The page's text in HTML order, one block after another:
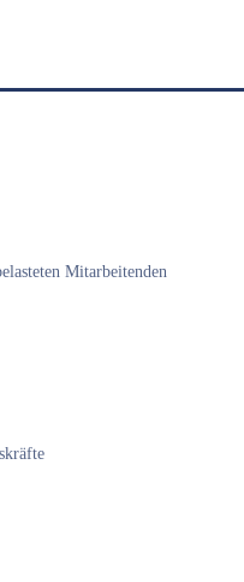
Mitarbeitenden